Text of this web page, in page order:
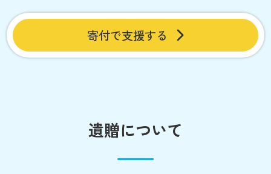
寄付で支援する
遺贈について